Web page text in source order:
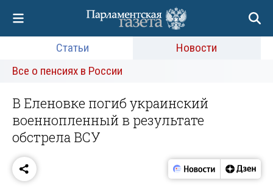
Статьи
Новости
Все о пенсиях в России
В Еленовке погиб украинский
военнопленный в результате
обстрела ВСУ